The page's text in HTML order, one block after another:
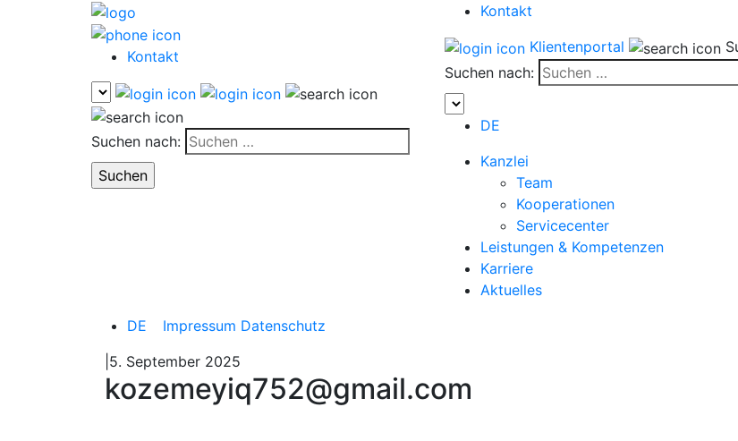
Kontakt
Suchen nach:
Kontakt
Klientenportal
Suchen nach:
DE
Kanzlei
Team
Kooperationen
Servicecenter
Leistungen & Kompetenzen
Karriere
Aktuelles
DE
Impressum Datenschutz
|5. September 2025
kozemeyiq752@gmail.com